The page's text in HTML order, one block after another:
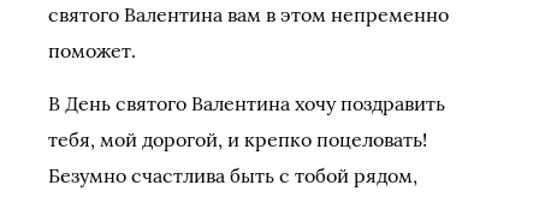
святого Валентина вам в этом непременно
поможет.
В День святого Валентина хочу поздравить
тебя, мой дорогой, и крепко поцеловать!
Безумно счастлива быть с тобой рядом,